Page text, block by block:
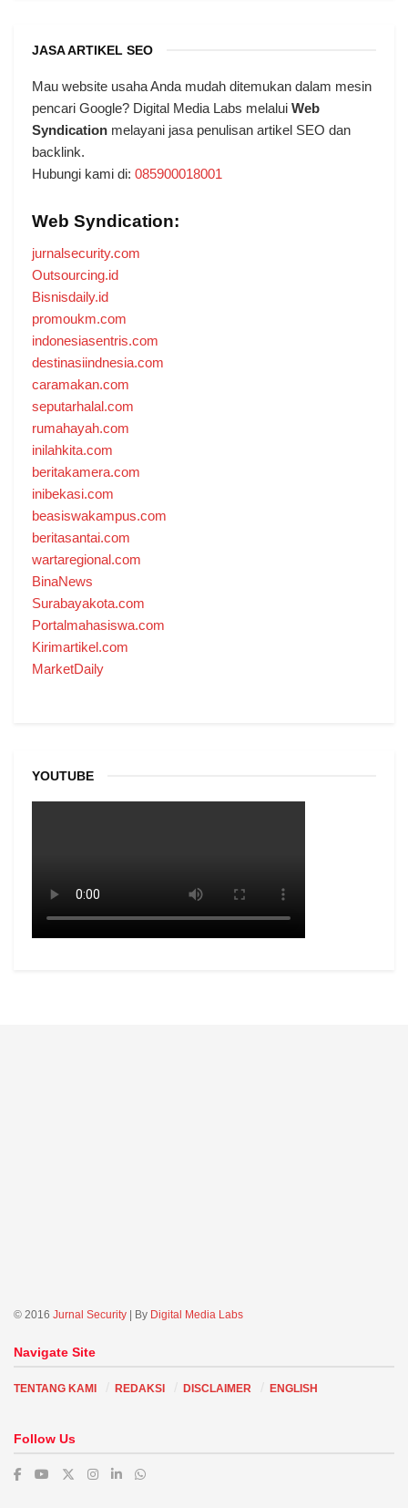
JASA ARTIKEL SEO
Mau website usaha Anda mudah ditemukan dalam mesin
pencari Google? Digital Media Labs melalui Web
Syndication melayani jasa penulisan artikel SEO dan
backlink.
Hubungi kami di: 085900018001
Web Syndication:
jurnalsecurity.com
Outsourcing.id
Bisnisdaily.id
promoukm.com
indonesiasentris.com
destinasiindnesia.com
caramakan.com
seputarhalal.com
rumahayah.com
inilahkita.com
beritakamera.com
inibekasi.com
beasiswakampus.com
beritasantai.com
wartaregional.com
BinaNews
Surabayakota.com
Portalmahasiswa.com
Kirimartikel.com
MarketDaily
YOUTUBE
© 2016 Jurnal Security | By Digital Media Labs
Navigate Site
TENTANG KAMI REDAKSI DISCLAIMER ENGLISH
Follow Us